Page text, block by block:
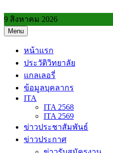
to
content
9 สิงหาคม 2026
Menu
หน้าแรก
ประวัติวิทยาลัย
แกลเลอรี่
ข้อมูลบุคลากร
ITA
ITA 2568
ITA 2569
ข่าวประชาสัมพันธ์
ข่าวประกาศ